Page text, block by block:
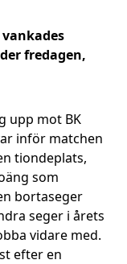
fredagen,
upp mot BK
inför matchen
tiondeplats,
som
bortaseger
seger i årets
vidare med.
efter en